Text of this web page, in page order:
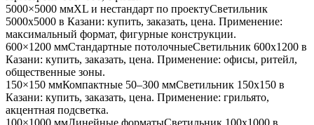
5000×5000 ммXL и нестандарт по проектуСветильник
5000x5000 в Казани: купить, заказать, цена. Применение:
максимальный формат, фигурные конструкции.
600×1200 ммСтандартные потолочныеСветильник 600x1200 в
Казани: купить, заказать, цена. Применение: офисы, ритейл,
общественные зоны.
150×150 ммКомпактные 50–300 ммСветильник 150x150 в
Казани: купить, заказать, цена. Применение: грильято,
акцентная подсветка.
100×1000 ммЛинейные форматыСветильник 100x1000 в